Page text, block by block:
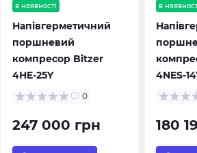
в наявності
Напівгерметичний
поршневий
компресор Bitzer
4HE-25Y
0
247 000 грн
в
4NES-
180